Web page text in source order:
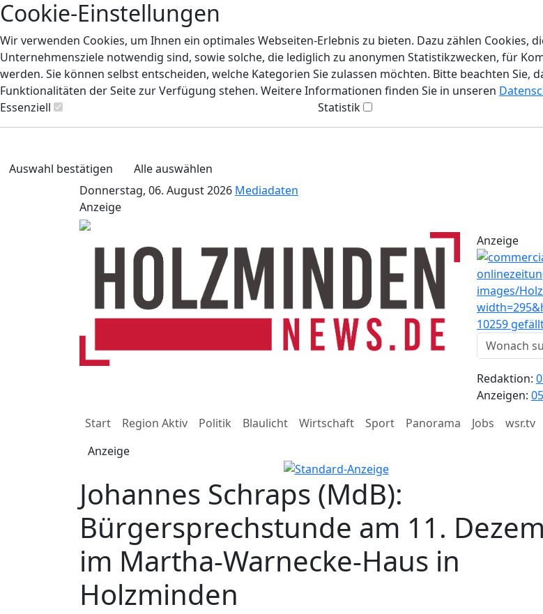
Cookie-Einstellungen
Wir verwenden Cookies, um Ihnen ein optimales Webseiten-Erlebnis zu bieten. Dazu zählen
Unternehmensziele notwendig sind, sowie solche, die lediglich zu anonymen Statistikzwecken, für
werden. Sie können selbst entscheiden, welche Kategorien Sie zulassen möchten. Bitte beachten
Funktionalitäten der Seite zur Verfügung stehen. Weitere Informationen finden Sie in unseren
Essenziell
Statistik
Auswahl bestätigen
Alle auswählen
Donnerstag, 06. August 2026 Mediadaten
Anzeige
Anzeige
10259
Redaktion:
Anzeigen:
Start
Region Aktiv Politik Blaulicht Wirtschaft Sport Panorama Jobs wsr.tv
Anzeige
Johannes Schraps (MdB):
Bürgersprechstunde am 11.
im Martha-Warnecke-Haus in
Holzminden